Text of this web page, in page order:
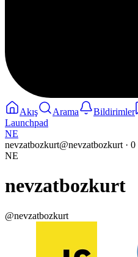
Akış Arama Bildirimler
Launchpad
NE
nevzatbozkurt@nevzatbozkurt · 0
NE
nevzatbozkurt
@nevzatbozkurt